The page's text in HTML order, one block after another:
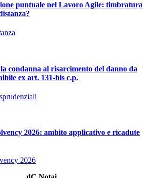
puntuale nel Lavoro Agile: timbratura
condanna al risarcimento del danno da
ex art. 131-bis c.p.
2026: ambito applicativo e ricadute
2026